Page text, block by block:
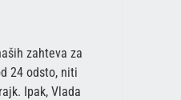
zahteva za
24 odsto, niti
Ipak, Vlada